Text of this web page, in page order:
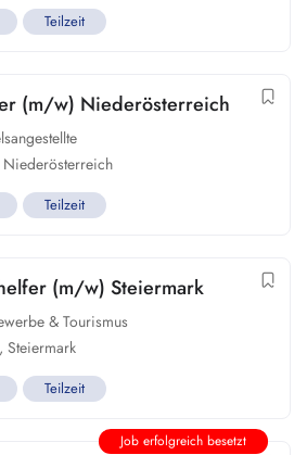
Teilzeit
(m/w) Niederösterreich
Niederösterreich
Teilzeit
(m/w) Steiermark
& Tourismus
, Steiermark
Teilzeit
Job erfolgreich besetzt